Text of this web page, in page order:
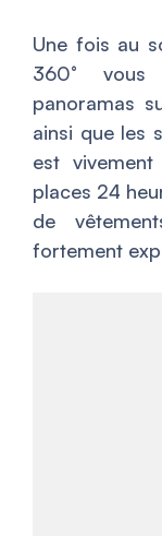
Une fois au
360° vous
panoramas
ainsi que les
est
places 24
de
fortement